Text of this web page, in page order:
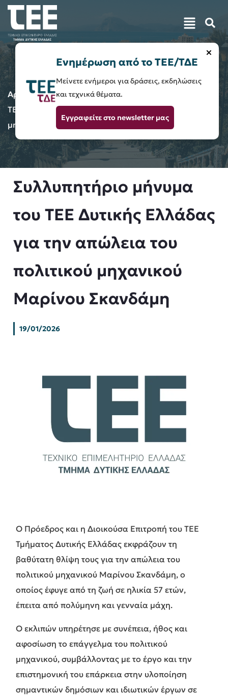
Αρχική Δελτία Τύπου
Συλλυπητήριο μήνυμα του
ΤΕΕ Δυτικής Ελλάδας για την απώλεια του πολιτικού
μηχανικού Μαρίνου Σκανδάμη
Συλλυπητήριο μήνυμα
του ΤΕΕ Δυτικής Ελλάδας
για την απώλεια του
πολιτικού μηχανικού
Μαρίνου Σκανδάμη
19/01/2026
Ο Πρόεδρος και η Διοικούσα Επιτροπή του ΤΕΕ
Τμήματος Δυτικής Ελλάδας εκφράζουν τη
βαθύτατη θλίψη τους για την απώλεια του
πολιτικού μηχανικού Μαρίνου Σκανδάμη, ο
οποίος έφυγε από τη ζωή σε ηλικία 57 ετών,
έπειτα από πολύμηνη και γενναία μάχη.
Ο εκλιπών υπηρέτησε με συνέπεια, ήθος και
αφοσίωση το επάγγελμα του πολιτικού
μηχανικού, συμβάλλοντας με το έργο και την
επιστημονική του επάρκεια στην υλοποίηση
σημαντικών δημόσιων και ιδιωτικών έργων σε
×
Ενημέρωση από το ΤΕΕ/ΤΔΕ
Μείνετε ενήμεροι για δράσεις, εκδηλώσεις
και τεχνικά θέματα.
Εγγραφείτε στο newsletter μας